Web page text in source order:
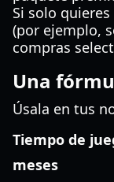
Si solo
(por ejemplo,
compras
Una
Úsala en tus
Tiempo de
meses